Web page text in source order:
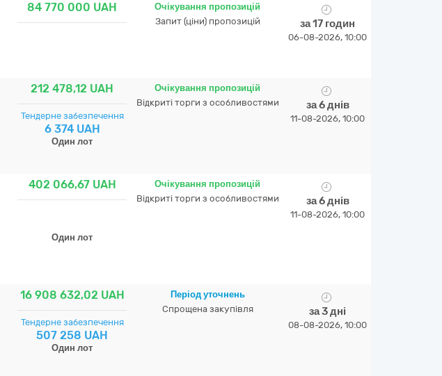
84 770 000 UAH
Очікування пропозицій
Запит (ціни) пропозицій
за 17 годин
06-08-2026, 10:00
212 478,12 UAH
Тендерне забезпечення
6 374 UAH
Один лот
Очікування пропозицій
Відкриті торги з особливостями
за 6 днів
11-08-2026, 10:00
402 066,67 UAH
Один лот
Очікування пропозицій
Відкриті торги з особливостями
за 6 днів
11-08-2026, 10:00
16 908 632,02 UAH
Тендерне забезпечення
507 258 UAH
Один лот
Період уточнень
Спрощена закупівля
за 3 дні
08-08-2026, 10:00